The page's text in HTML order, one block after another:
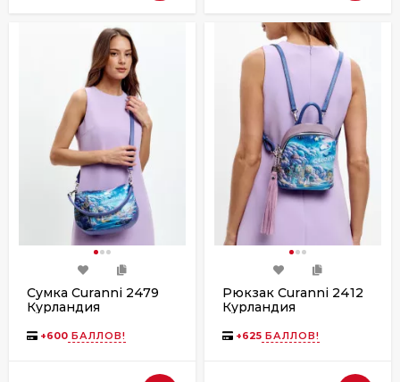
Сумка Curanni 2479
Курландия
+600 БАЛЛОВ!
Рюкзак Curanni 2412
Курландия
+625 БАЛЛОВ!